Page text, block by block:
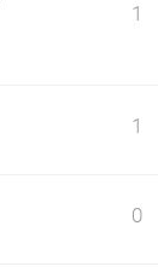
1
1
0